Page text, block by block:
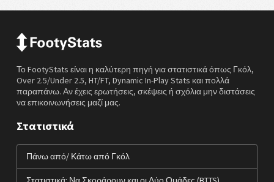
Το FootyStats είναι η καλύτερη πηγή για στατιστικά όπως Γκόλ,
Over 2.5/Under 2.5, HT/FT, Dynamic In-Play Stats και πολλά
παραπάνω. Αν έχεις ερωτήσεις, σκέψεις ή σχόλια μην διστάσεις
να επικοινωνήσεις μαζί μας.
Στατιστικά
Πάνω από/ Κάτω από Γκόλ